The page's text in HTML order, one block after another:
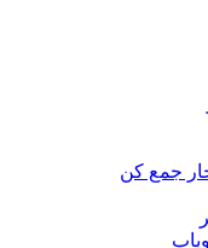
خار جمع کن